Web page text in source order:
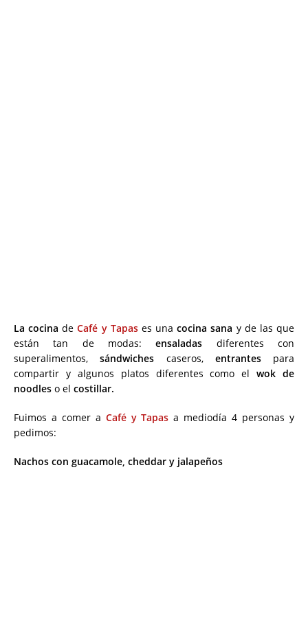
La cocina deCafé y Tapases unacocina sana y de las que
están tan de modas:ensaladas diferentes con
superalimentos, sándwiches caseros, entrantespara
compartir y algunos platos diferentes como elwok de
noodles o el costillar.
Fuimos a comer a Café y Tapas a mediodía 4 personas y
pedimos:
Nachos con guacamole, cheddar y jalapeños